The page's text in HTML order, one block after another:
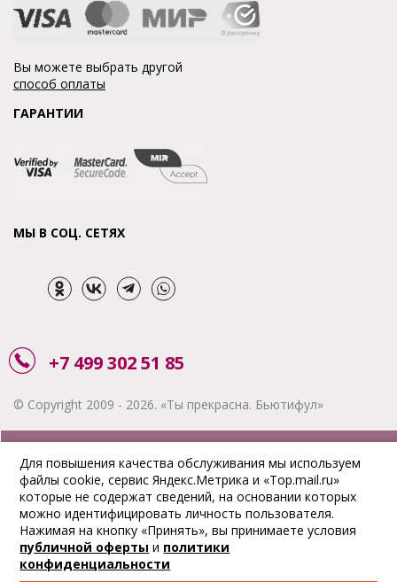
Вы можете выбрать другой
способ оплаты
ГАРАНТИИ
МЫ В СОЦ. СЕТЯХ
+7 499 302 51 85
© Copyright 2009 - 2026. «Ты прекрасна. Бьютифул»
АКЦИИ
ДОСТАВКА
ОПЛАТА
Для повышения качества обслуживания мы используем
файлы cookie, сервис Яндекс.Метрика и «Top.mail.ru»
которые не содержат сведений, на основании которых
можно идентифицировать личность пользователя.
Нажимая на кнопку «Принять», вы принимаете условия
публичной оферты и политики
конфиденциальности